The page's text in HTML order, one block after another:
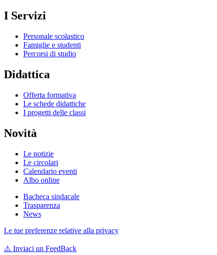
I Servizi
Personale scolastico
Famiglie e studenti
Percorsi di studio
Didattica
Offerta formativa
Le schede didattiche
I progetti delle classi
Novità
Le notizie
Le circolari
Calendario eventi
Albo online
Bacheca sindacale
Trasparenza
News
Le tue preferenze relative alla privacy
⚠️ Inviaci un FeedBack